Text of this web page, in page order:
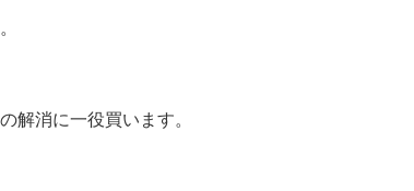
解消に一役買います。